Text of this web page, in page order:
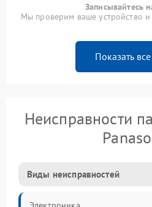
Записывайтесь
Мы проверим ваше устройство
Показать все
Неисправности
Виды неисправностей